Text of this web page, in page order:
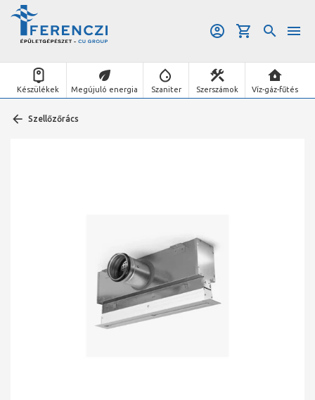
Készülékek Megújuló energia Szaniter Szerszámok Víz-gáz-fűtés
Szellőzőrács